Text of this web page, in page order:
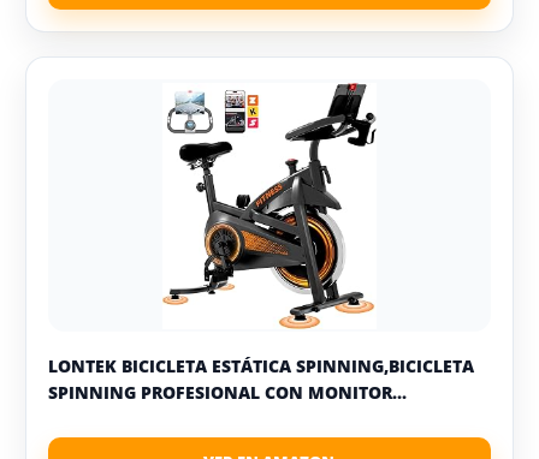
LONTEK BICICLETA ESTÁTICA SPINNING,BICICLETA
SPINNING PROFESIONAL CON MONITOR...